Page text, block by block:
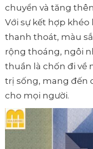
chuyển và tăng
Với sự kết hợp
thanh thoát, màu
rộng thoáng, ngôi
thuần là chốn đi về
trị sống, mang đến
cho mọi người.